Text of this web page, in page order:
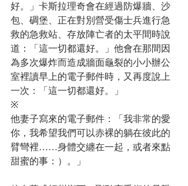
好。」卡斯拉理奇會在經過防爆牆、沙
包、碉堡、正在對別營受傷士兵進行急
救的急救站、存放陣亡者的太平間時說
道：「這一切都還好。」他會在那間因
為多次爆炸而造成牆面龜裂的小小辦公
室裡讀早上的電子郵件時，又再度說上
一次：「這一切都還好。」
※
他妻子寫來的電子郵件：「我非常的愛
你，我希望我們可以赤裸的躺在彼此的
臂彎裡……身體交纏在一起，或者來點
甜蜜的事：）。」